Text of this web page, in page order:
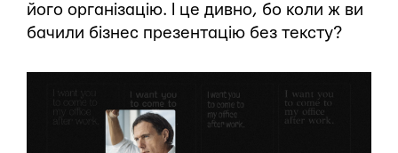
його організацію. І це дивно, бо коли ж ви
бачили бізнес презентацію без тексту?